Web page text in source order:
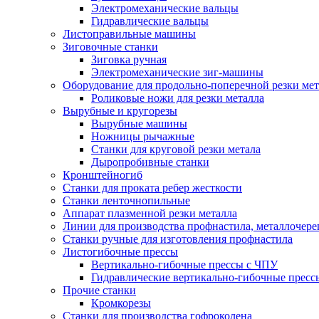
Электромеханические вальцы
Гидравлические вальцы
Листоправильные машины
Зиговочные станки
Зиговка ручная
Электромеханические зиг-машины
Оборудование для продольно-поперечной резки
Роликовые ножи для резки металла
Вырубные и кругорезы
Вырубные машины
Ножницы рычажные
Станки для круговой резки метала
Дыропробивные станки
Кронштейногиб
Станки для проката ребер жесткости
Станки ленточнопильные
Аппарат плазменной резки металла
Линии для производства профнастила,
Станки ручные для изготовления профнастила
Листогибочные прессы
Вертикально-гибочные прессы с ЧПУ
Гидравлические вертикально-гибочные
Прочие станки
Кромкорезы
Станки для производства гофроколена